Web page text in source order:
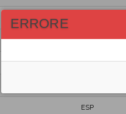
ESP
ITA
ESP
ERRORE